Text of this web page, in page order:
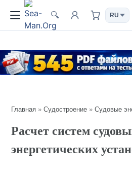
🔍
Главная »Судостроение »Судовые
Расчет систем
энергетических